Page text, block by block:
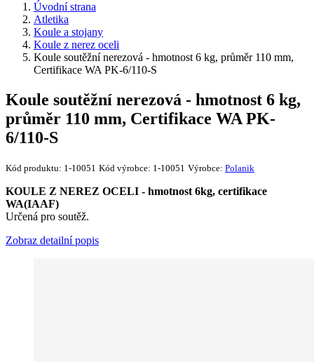
Úvodní strana
Atletika
Koule a stojany
Koule z nerez oceli
Koule soutěžní nerezová - hmotnost 6 kg, průměr 110 mm,
Certifikace WA PK-6/110-S
Koule soutěžní nerezová - hmotnost 6 kg,
průměr 110 mm, Certifikace WA PK-
6/110-S
Kód produktu: 1-10051 Kód výrobce: 1-10051 Výrobce: Polanik
KOULE Z NEREZ OCELI - hmotnost 6kg, certifikace
WA(IAAF)
Určená pro soutěž.
Zobraz detailní popis